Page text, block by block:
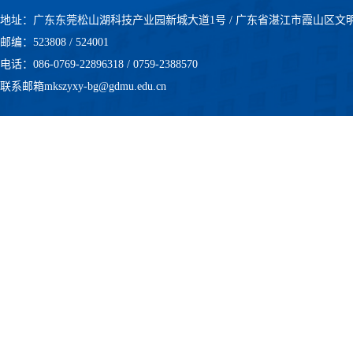
地址：广东东莞松山湖科技产业园新城大道1号 / 广东省湛江市霞山区文
邮编：523808 / 524001
电话：086-0769-22896318 / 0759-2388570
联系邮箱mkszyxy-bg@gdmu.edu.cn